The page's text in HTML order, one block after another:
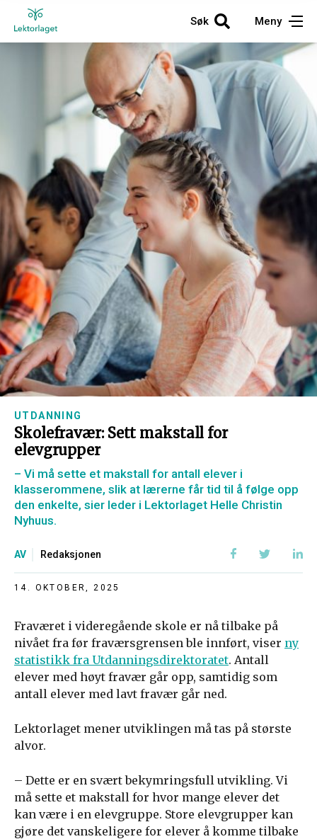
Søk Meny
UTDANNING
Skolefravær: Sett makstall for
elevgrupper
– Vi må sette et makstall for antall elever i
klasserommene, slik at lærerne får tid til å følge opp
den enkelte, sier leder i Lektorlaget Helle Christin
Nyhuus.
AV Redaksjonen
14. OKTOBER, 2025
Fraværet i videregående skole er nå tilbake på
nivået fra før fraværsgrensen ble innført, viser ny
statistikk fra Utdanningsdirektoratet. Antall
elever med høyt fravær går opp, samtidig som
antall elever med lavt fravær går ned.
Lektorlaget mener utviklingen må tas på største
alvor.
– Dette er en svært bekymringsfull utvikling. Vi
må sette et makstall for hvor mange elever det
kan være i en elevgruppe. Store elevgrupper kan
gjøre det vanskeligere for elever å komme tilbake